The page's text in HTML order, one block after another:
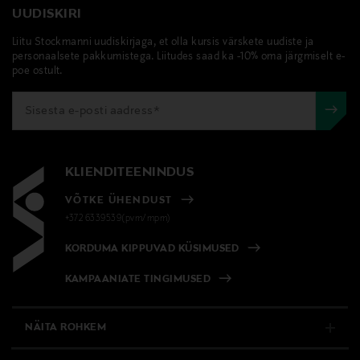
UUDISKIRI
Liitu Stockmanni uudiskirjaga, et olla kursis värskete uudiste ja
personaalsete pakkumistega. Liitudes saad ka -10% oma järgmiselt e-
poe ostult.
KLIENDITEENINDUS
VÕTKE ÜHENDUST
+372 6339539(pvm/mpm)
KORDUMA KIPPUVAD KÜSIMUSED
KAMPAANIATE TINGIMUSED
NÄITA ROHKEM